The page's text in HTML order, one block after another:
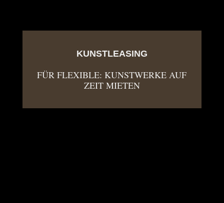
KUNSTLEASING
FÜR FLEXIBLE: KUNSTWERKE AUF
ZEIT MIETEN